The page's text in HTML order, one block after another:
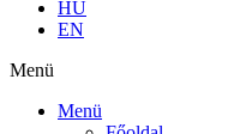
HU
EN
Menü
Menü